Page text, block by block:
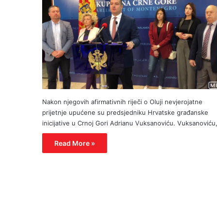
Nakon njegovih afirmativnih riječi o Oluji nevjerojatne
prijetnje upućene su predsjedniku Hrvatske građanske
inicijative u Crnoj Gori Adrianu Vuksanoviću.
Read More »